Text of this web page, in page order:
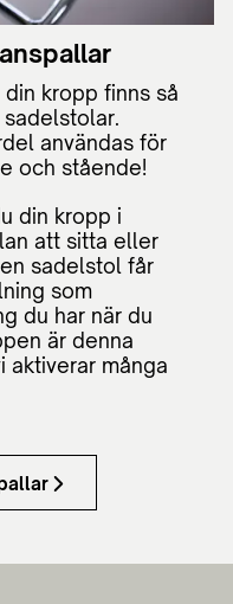
kropp finns så
användas för
och stående!
din kropp i
att sitta eller
sadelstol får
som
du har när du
är denna
aktiverar många